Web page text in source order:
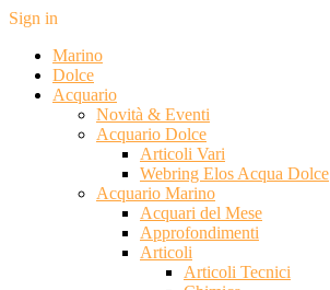
Sign in
Marino
Dolce
Acquario
Novità & Eventi
Acquario Dolce
Articoli Vari
Webring Elos Acqua Dolce
Acquario Marino
Acquari del Mese
Approfondimenti
Articoli
Articoli Tecnici